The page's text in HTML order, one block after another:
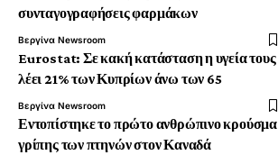
συνταγογραφήσεις φαρμάκων
Βεργίνα Newsroom
Eurostat: Σε κακή κατάσταση η υγεία τους
λέει 21% των Κυπρίων άνω των 65
Βεργίνα Newsroom
Εντοπίστηκε το πρώτο ανθρώπινο κρούσμα
γρίπης των πτηνών στον Καναδά